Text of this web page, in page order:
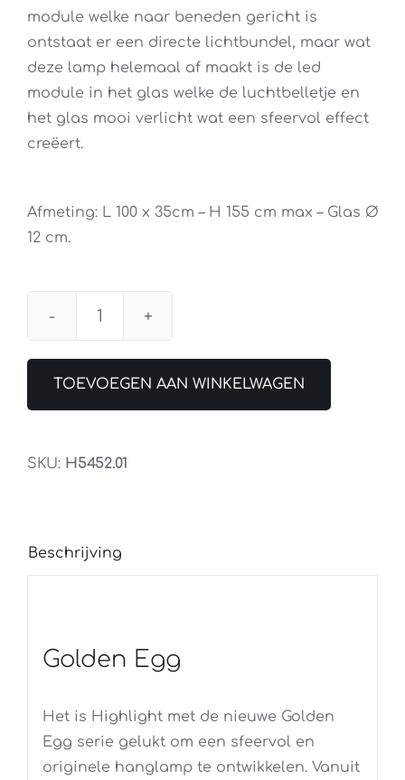
module welke naar beneden gericht is
ontstaat er een directe lichtbundel, maar wat
deze lamp helemaal af maakt is de led
module in het glas welke de luchtbelletje en
het glas mooi verlicht wat een sfeervol effect
creëert.
Afmeting: L 100 x 35cm – H 155 cm max – Glas Ø
12 cm.
Hanglamp
Egg
aantal
TOEVOEGEN AAN WINKELWAGEN
SKU: H5452.01
Beschrijving
Golden Egg
Het is Highlight met de nieuwe Golden
Egg serie gelukt om een sfeervol en
originele hanglamp te ontwikkelen. Vanuit